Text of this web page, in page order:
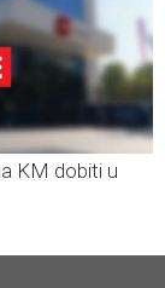
KM dobiti u